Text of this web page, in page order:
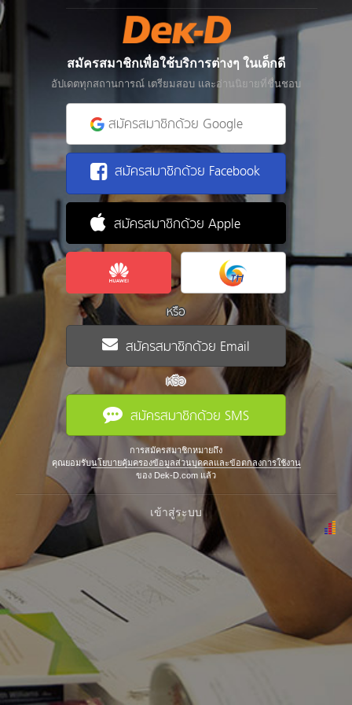
สมัครสมาชิกเพื่อใช้บริการต่างๆ ในเด็กดี
อัปเดตทุกสถานการณ์ เตรียมสอบ และอ่านนิยายที่ชื่นชอบ
สมัครสมาชิกด้วย Google
สมัครสมาชิกด้วย Facebook
สมัครสมาชิกด้วย Apple
หรือ
สมัครสมาชิกด้วย Email
หรือ
สมัครสมาชิกด้วย SMS
การสมัครสมาชิกหมายถึง
คุณยอมรับนโยบายคุ้มครองข้อมูลส่วนบุคคลและข้อตกลงการใช้งาน
ของ Dek-D.com แล้ว
เข้าสู่ระบบ